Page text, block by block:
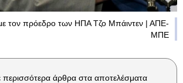
τον πρόεδρο των ΗΠΑ Τζο Μπάιντεν | ΑΠΕ-
ΜΠΕ
περισσότερα άρθρα στα αποτελέσματα